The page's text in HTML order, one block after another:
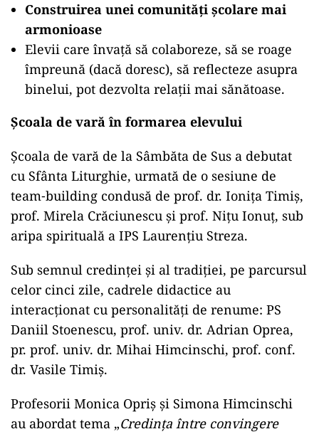
Construirea unei comunități școlare mai
armonioase
Elevii care învață să colaboreze, să se roage
împreună (dacă doresc), să reflecteze asupra
binelui, pot dezvolta relații mai sănătoase.
Școala de vară în formarea elevului
Școala de vară de la Sâmbăta de Sus a debutat
cu Sfânta Liturghie, urmată de o sesiune de
team‑building condusă de prof. dr. Ionița Timiș,
prof. Mirela Crăciunescu și prof. Nițu Ionuț, sub
aripa spirituală a IPS Laurențiu Streza.
Sub semnul credinței și al tradiției, pe parcursul
celor cinci zile, cadrele didactice au
interacționat cu personalități de renume: PS
Daniil Stoenescu, prof. univ. dr. Adrian Oprea,
pr. prof. univ. dr. Mihai Himcinschi, prof. conf.
dr. Vasile Timiș.
Profesorii Monica Opriș și Simona Himcinschi
au abordat tema „Credința între convingere